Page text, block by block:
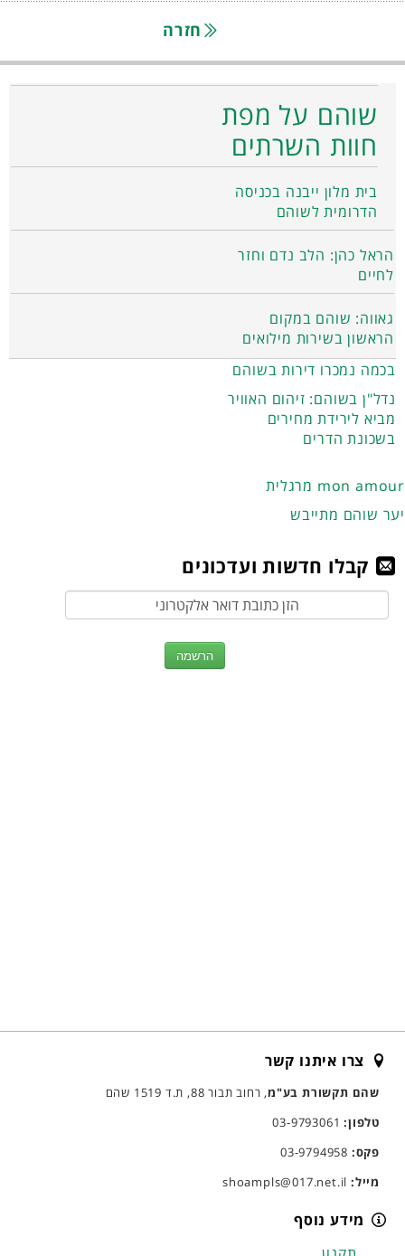
חזרה
שוהם על מפת
חוות השרתים
בית מלון ייבנה בכניסה
הדרומית לשוהם
הראל כהן: הלב נדם וחזר
לחיים
גאווה: שוהם במקום
הראשון בשירות מילואים
בכמה נמכרו דירות בשוהם
נדל"ן בשוהם: זיהום האוויר
מביא לירידת מחירים
בשכונת הדרים
מרגלית mon amour
יער שוהם מתייבש
קבלו חדשות ועדכונים
צרו איתנו קשר
שהם תקשורת בע"מ, רחוב תבור 88, ת.ד 1519 שהם
טלפון:03-9793061
פקס:
מייל:
מידע נוסף